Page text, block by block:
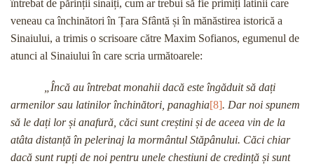
întrebat de părinții sinaiți, cum ar trebui să fie primiți latinii care
veneau ca închinători în Țara Sfântă și în mănăstirea istorică a
Sinaiului, a trimis o scrisoare către Maxim Sofianos, egumenul de
atunci al Sinaiului în care scria următoarele:
„Încă au întrebat monahii dacă este îngăduit să dați
armenilor sau latinilor închinători, panaghia[8]. Dar noi spunem
să le dați lor și anafură, căci sunt creștini și de aceea vin de la
atâta distanță în pelerinaj la mormântul Stăpânului. Căci chiar
dacă sunt rupți de noi pentru unele chestiuni de credință și sunt